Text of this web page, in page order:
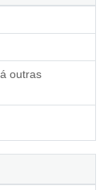
outras